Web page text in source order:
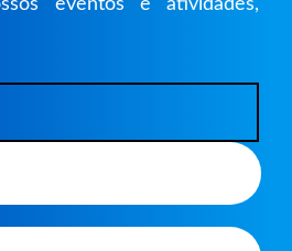
eventos e atividades,